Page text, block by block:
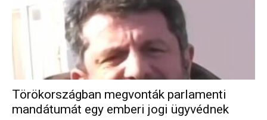
Törökországban megvonták parlamenti
mandátumát egy emberi jogi ügyvédnek